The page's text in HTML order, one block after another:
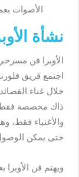
الأصوات
نشأة
اجتمع فريق
خلال غناء
ذاك مخصصة فقط
والأغنياء فقط،
حتى يمكن
ويهتم فن